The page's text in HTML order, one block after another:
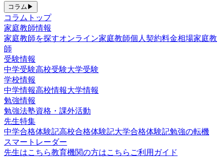
コラム ▶
コラムトップ
家庭教師情報
家庭教師を探すオンライン家庭教師個人契約料金相場家庭教
師
受験情報
中学受験高校受験大学受験
学校情報
中学情報高校情報大学情報
勉強情報
勉強法塾資格・課外活動
先生特集
中学合格体験記高校合格体験記大学合格体験記勉強の転機
スマートレーダー
先生はこちら教育機関の方はこちら ご利用ガイド